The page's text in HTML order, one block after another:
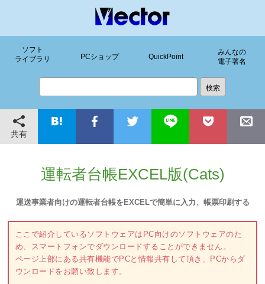
ソフト
ライブラリ
PCショップ QuickPoint
みんなの
電子署名
共有
運転者台帳EXCEL版(Cats)
運送事業者向けの運転者台帳をEXCELで簡単に入力、帳票印刷する
ここで紹介しているソフトウェアはPC向けのソフトウェアのた
め、スマートフォンでダウンロードすることができません。
ページ上部にある共有機能でPCと情報共有して頂き、PCからダ
ウンロードをお願い致します。